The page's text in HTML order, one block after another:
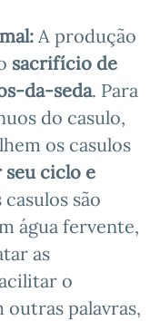
A produção
sacrifício de
da-seda. Para
do casulo,
os casulos
ciclo e
casulos são
água fervente,
as
o
palavras,